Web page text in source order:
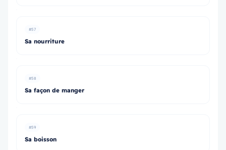
#57
Sa nourriture
#58
Sa façon de manger
#59
Sa boisson